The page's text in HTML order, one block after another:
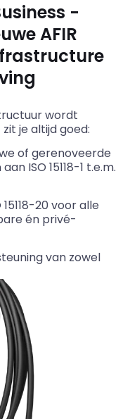
-
AFIR
wordt
je altijd goed:
of gerenoveerde
ISO 15118-1 t.e.m.
20 voor alle
én privé-
van zowel